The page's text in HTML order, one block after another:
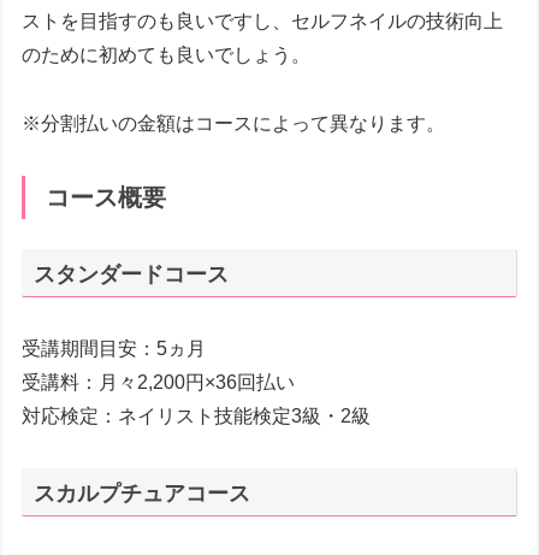
ストを目指すのも良いですし、セルフネイルの技術向上
のために初めても良いでしょう。
※分割払いの金額はコースによって異なります。
コース概要
スタンダードコース
受講期間目安：5ヵ月
受講料：月々2,200円×36回払い
対応検定：ネイリスト技能検定3級・2級
スカルプチュアコース